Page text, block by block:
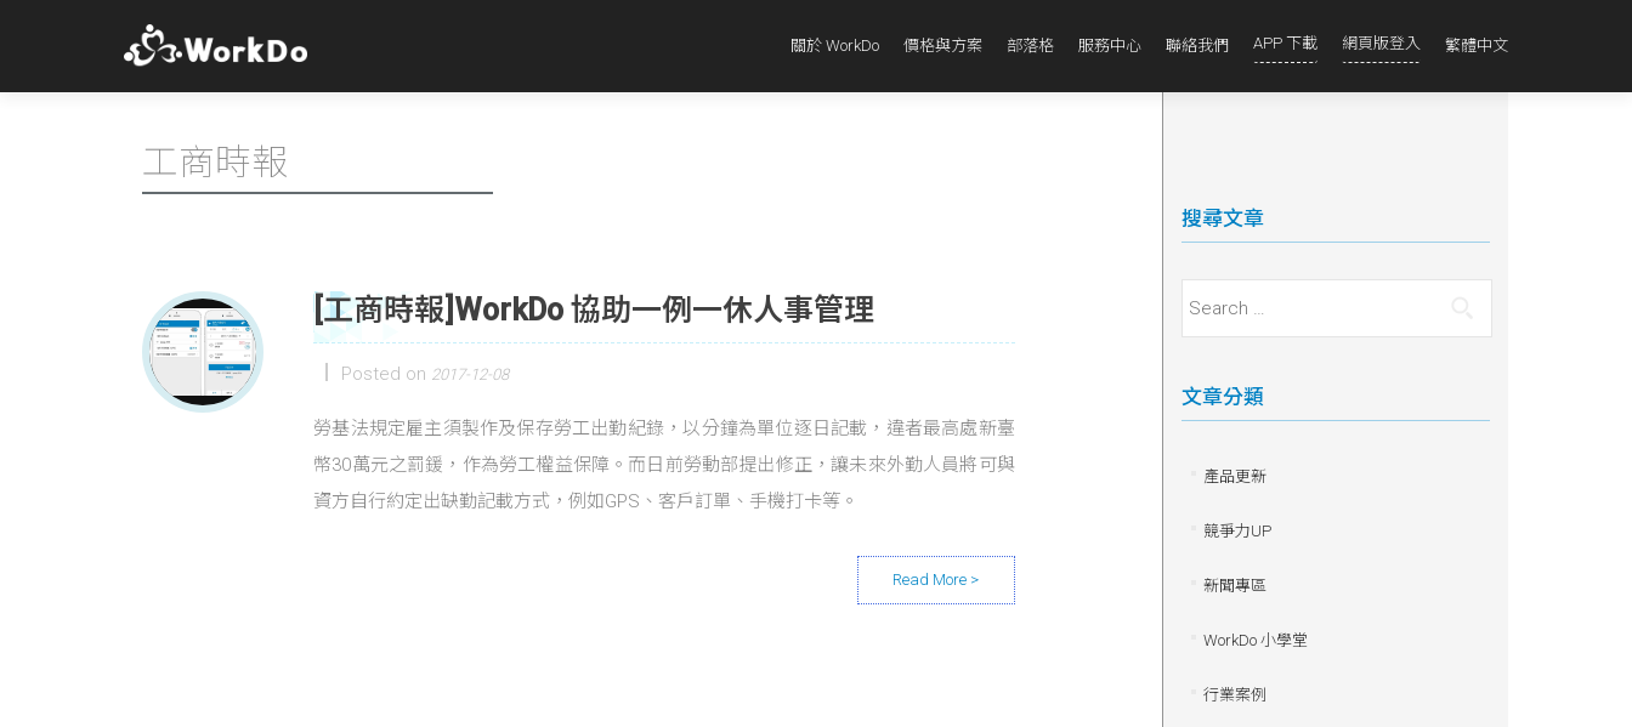
關於 WorkDo 價格與方案 部落格 服務中心 聯絡我們 APP 下載 網頁版登入 繁體中文
工商時報
[工商時報]WorkDo 協助一例一休人事管理
Posted on 2017-12-08
勞基法規定雇主須製作及保存勞工出勤紀錄，以分鐘為單位逐日記載，違者最高處新臺
幣30萬元之罰鍰，作為勞工權益保障。而日前勞動部提出修正，讓未來外勤人員將可與
資方自行約定出缺勤記載方式，例如GPS、客戶訂單、手機打卡等。
搜尋文章
Search for:
文章分類
產品更新
競爭力UP
新聞專區
WorkDo 小學堂
行業案例